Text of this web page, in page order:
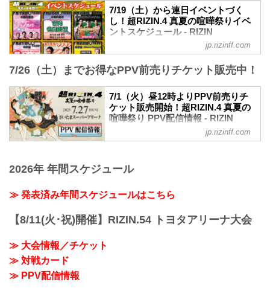
※喧嘩三番勝負は11:30開始予定
終了予定時間
19:00〜20:00頃
※試合内容、イベント進行によって終了
予定時間が前後することがありますので
ご了承ください。
会場
さいたまスーパーアリーナ
JR京浜東北線・JR上野東京ライン（宇都
宮線・高崎線）「さいたま新都心」駅か
ら徒歩3分
来
RIZIN MMAルール：5分 3R（66.0kg）
クレベル・コイケ vs. 朝倉未来
第14試合／パトリッキー・ピットブル
RIZIN MMAルール：5分 3R（71.0kg）
パトリッキー・ピットブル vs. 野村駿太
第13試合／金原正徳 vs. YA-MAN
RIZIN MMAルール：5分 3R（66.0kg）
金原正徳 vs. YA-MAN
第12試合／秋元強真 vs. 赤田功輝
7/19（土）から連日イベントづく
し！超RIZIN.4 真夏の喧嘩祭りイベ
ントスケジュール - RIZIN
FIGHTING FEDERATION オフィシ
ャルサイト
7月19日（土）から超RIZIN.4 真夏の喧嘩
間に実施される、RIZINのイベントスケジ
ュールをまとめたぞ！
今からでも参加可能なイベントも多数あ
イベントスケジュール（日付ごと）
催② 連日開催③
＠都内某所 RIZIN Girls Fan Meeting 全国
jp.rizinff.com
7/26（土）までお得なPPV前売りチケット販売中！
7/1（火）昼12時よりPPV前売りチ
ケット販売開始！超RIZIN.4 真夏の
喧嘩祭り PPV配信情報 - RIZIN
FIGHTING FEDERATION オフィシ
ャルサイト
ケットが、7月1日（火）12時よりRIZIN
LIVEにて販売がスタートしたぞ！（※ス
カパー！は※7/10（木）販売開始）
お得なPPV前売りチケットは、大会前日
の7月26日（土）23:59まで販売！
jp.rizinff.com
2026年 年間スケジュール
≫ 発表済み年間スケジュールはこちら
【8/11(火･祝)開催】RIZIN.54 トヨタアリーナ大会
≫ 大会情報／チケット
≫ 対戦カード
≫ PPV配信情報